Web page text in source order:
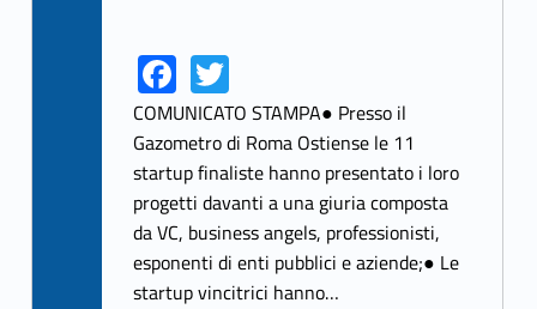
Link identifier share facebook archive #share-link-archive-42540Fa
ce
b
o
o
k
Link identifier share twitter archive #share-link-archive-23895T
w
itt
er
COMUNICATO STAMPA● Presso il
Gazometro di Roma Ostiense le 11
startup finaliste hanno presentato i loro
progetti davanti a una giuria composta
da VC, business angels, professionisti,
esponenti di enti pubblici e aziende;● Le
startup vincitrici hanno…